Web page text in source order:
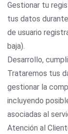
Gestionar tu
tus datos
de usuario
baja).
Desarrollo,
Trataremos tus
gestionar la
incluyendo
asociadas al
Atención al